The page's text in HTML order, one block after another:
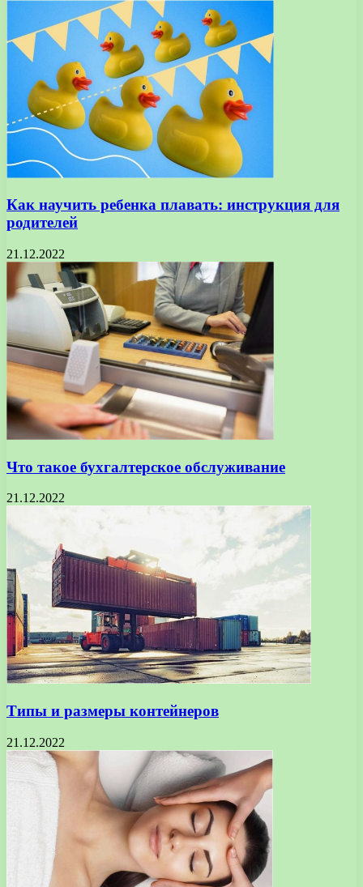
Как научить ребенка плавать: инструкция для
родителей
21.12.2022
Что такое бухгалтерское обслуживание
21.12.2022
Типы и размеры контейнеров
21.12.2022